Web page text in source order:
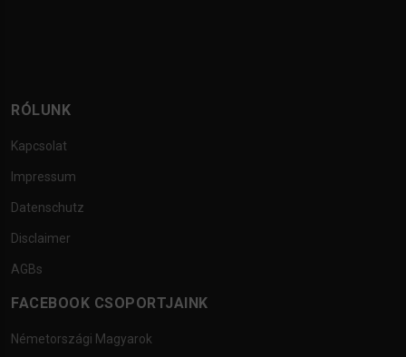
RÓLUNK
Kapcsolat
Impressum
Datenschutz
Disclaimer
AGBs
FACEBOOK CSOPORTJAINK
Németországi Magyarok